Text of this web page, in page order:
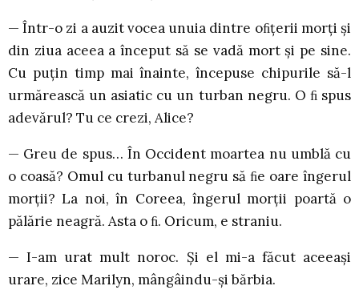
— Într-o zi a auzit vocea unuia dintre oﬁțerii morți și
din ziua aceea a început să se vadă mort și pe sine.
Cu puțin timp mai înainte, începuse chipurile să-l
urmărească un asiatic cu un turban negru. O ﬁ spus
adevărul? Tu ce crezi, Alice?
— Greu de spus… În Occident moartea nu umblă cu
o coasă? Omul cu turbanul negru să ﬁe oare îngerul
morții? La noi, în Coreea, îngerul morții poartă o
pălărie neagră. Asta o ﬁ. Oricum, e straniu.
— I-am urat mult noroc. Și el mi-a făcut aceeași
urare, zice Marilyn, mângâindu-și bărbia.